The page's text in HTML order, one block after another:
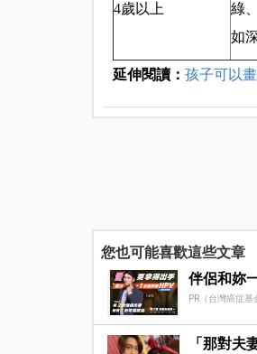
4歲以上
綠
如
延伸閱讀： 孩子可以
您也可能喜歡這些文章
伴侶和妳
PR（台灣癌症基
「那對